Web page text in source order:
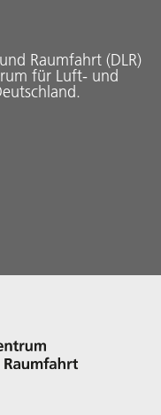
Raumfahrt (DLR)
für Luft- und